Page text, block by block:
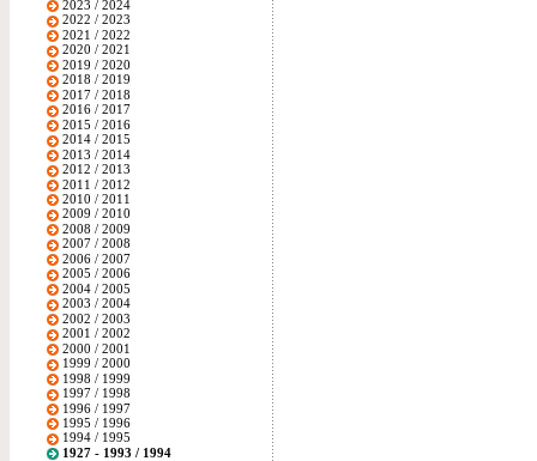
2023 / 2024
2022 / 2023
2021 / 2022
2020 / 2021
2019 / 2020
2018 / 2019
2017 / 2018
2016 / 2017
2015 / 2016
2014 / 2015
2013 / 2014
2012 / 2013
2011 / 2012
2010 / 2011
2009 / 2010
2008 / 2009
2007 / 2008
2006 / 2007
2005 / 2006
2004 / 2005
2003 / 2004
2002 / 2003
2001 / 2002
2000 / 2001
1999 / 2000
1998 / 1999
1997 / 1998
1996 / 1997
1995 / 1996
1994 / 1995
1927 - 1993 / 1994